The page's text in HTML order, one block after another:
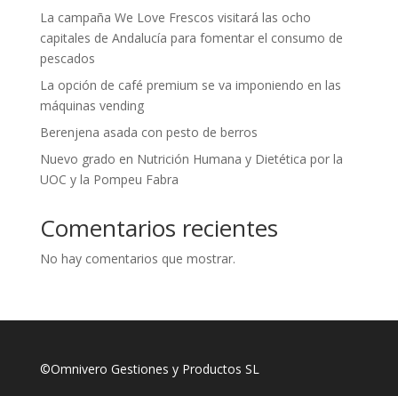
La campaña We Love Frescos visitará las ocho
capitales de Andalucía para fomentar el consumo de
pescados
La opción de café premium se va imponiendo en las
máquinas vending
Berenjena asada con pesto de berros
Nuevo grado en Nutrición Humana y Dietética por la
UOC y la Pompeu Fabra
Comentarios recientes
No hay comentarios que mostrar.
©Omnivero Gestiones y Productos SL